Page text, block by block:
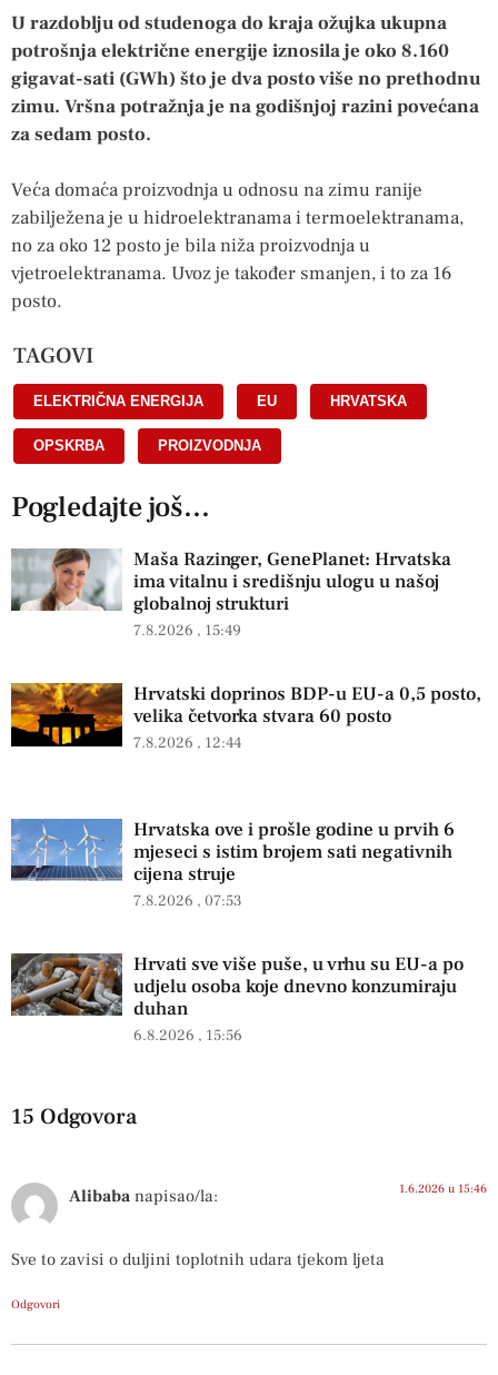
U razdoblju od studenoga do kraja ožujka ukupna
potrošnja električne energije iznosila je oko 8.160
gigavat-sati (GWh) što je dva posto više no prethodnu
zimu. Vršna potražnja je na godišnjoj razini povećana
za sedam posto.
Veća domaća proizvodnja u odnosu na zimu ranije
zabilježena je u hidroelektranama i termoelektranama,
no za oko 12 posto je bila niža proizvodnja u
vjetroelektranama. Uvoz je također smanjen, i to za 16
posto.
TAGOVI
ELEKTRIČNA ENERGIJA EU HRVATSKA
OPSKRBA PROIZVODNJA
Pogledajte još...
Maša Razinger, GenePlanet: Hrvatska
ima vitalnu i središnju ulogu u našoj
globalnoj strukturi
7.8.2026 15:49
Hrvatski doprinos BDP-u EU-a 0,5 posto,
velika četvorka stvara 60 posto
7.8.2026 12:44
Hrvatska ove i prošle godine u prvih 6
mjeseci s istim brojem sati negativnih
cijena struje
7.8.2026 07:53
Hrvati sve više puše, u vrhu su EU-a po
udjelu osoba koje dnevno konzumiraju
duhan
6.8.2026 15:56
15 Odgovora
Alibaba napisao/la: 1.6.2026 u 15:46
Sve to zavisi o duljini toplotnih udara tjekom ljeta
Odgovori